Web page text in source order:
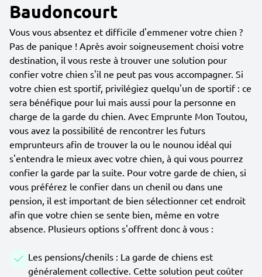
Baudoncourt
Vous vous absentez et difficile d'emmener votre chien ?
Pas de panique ! Après avoir soigneusement choisi votre
destination, il vous reste à trouver une solution pour
confier votre chien s'il ne peut pas vous accompagner. Si
votre chien est sportif, privilégiez quelqu'un de sportif : ce
sera bénéfique pour lui mais aussi pour la personne en
charge de la garde du chien. Avec Emprunte Mon Toutou,
vous avez la possibilité de rencontrer les futurs
emprunteurs afin de trouver la ou le nounou idéal qui
s'entendra le mieux avec votre chien, à qui vous pourrez
confier la garde par la suite. Pour votre garde de chien, si
vous préférez le confier dans un chenil ou dans une
pension, il est important de bien sélectionner cet endroit
afin que votre chien se sente bien, même en votre
absence. Plusieurs options s'offrent donc à vous :
Les pensions/chenils : La garde de chiens est
généralement collective. Cette solution peut coûter